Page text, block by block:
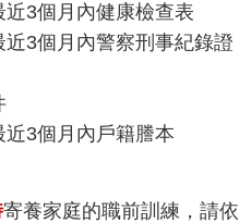
3個月內健康檢查表
3個月內警察刑事紀錄證
3個月內戶籍謄本
寄養家庭的職前訓練，請依